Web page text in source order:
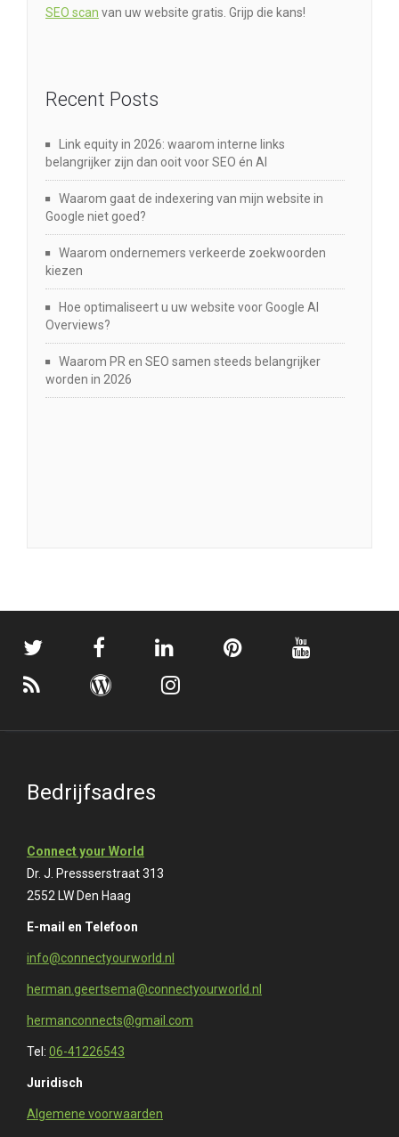
SEO scan van uw website gratis. Grijp die kans!
Recent Posts
Link equity in 2026: waarom interne links
belangrijker zijn dan ooit voor SEO én AI
Waarom gaat de indexering van mijn website in
Google niet goed?
Waarom ondernemers verkeerde zoekwoorden
kiezen
Hoe optimaliseert u uw website voor Google AI
Overviews?
Waarom PR en SEO samen steeds belangrijker
worden in 2026
Bedrijfsadres
Connect your World
Dr. J. Pressserstraat 313
2552 LW Den Haag
E-mail en Telefoon
info@connectyourworld.nl
herman.geertsema@connectyourworld.nl
hermanconnects@gmail.com
Tel: 06-41226543
Juridisch
Algemene voorwaarden